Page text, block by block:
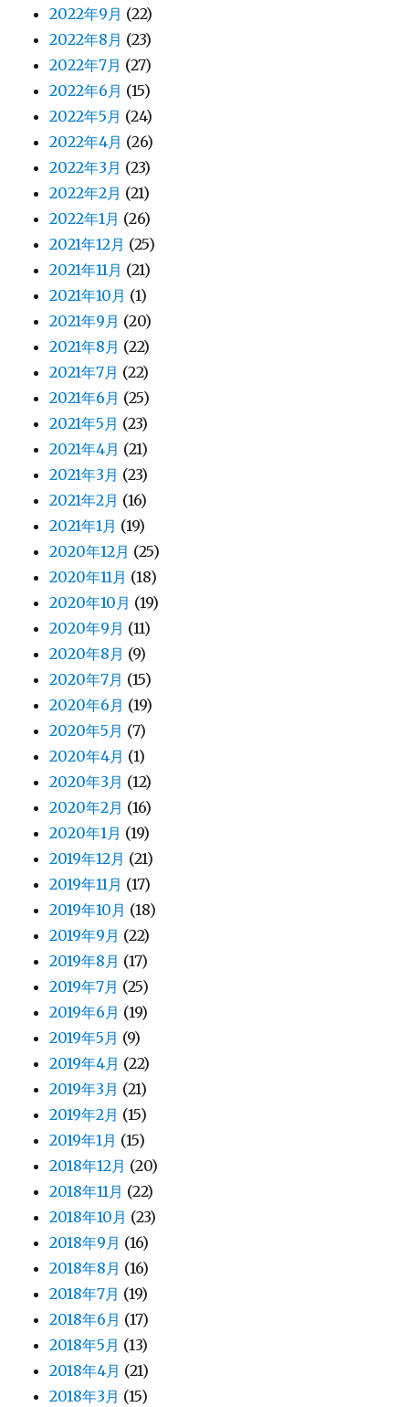
2022年9月 (22)
2022年8月 (23)
2022年7月 (27)
2022年6月 (15)
2022年5月 (24)
2022年4月 (26)
2022年3月 (23)
2022年2月 (21)
2022年1月 (26)
2021年12月 (25)
2021年11月 (21)
2021年10月 (1)
2021年9月 (20)
2021年8月 (22)
2021年7月 (22)
2021年6月 (25)
2021年5月 (23)
2021年4月 (21)
2021年3月 (23)
2021年2月 (16)
2021年1月 (19)
2020年12月 (25)
2020年11月 (18)
2020年10月 (19)
2020年9月 (11)
2020年8月 (9)
2020年7月 (15)
2020年6月 (19)
2020年5月 (7)
2020年4月 (1)
2020年3月 (12)
2020年2月 (16)
2020年1月 (19)
2019年12月 (21)
2019年11月 (17)
2019年10月 (18)
2019年9月 (22)
2019年8月 (17)
2019年7月 (25)
2019年6月 (19)
2019年5月 (9)
2019年4月 (22)
2019年3月 (21)
2019年2月 (15)
2019年1月 (15)
2018年12月 (20)
2018年11月 (22)
2018年10月 (23)
2018年9月 (16)
2018年8月 (16)
2018年7月 (19)
2018年6月 (17)
2018年5月 (13)
2018年4月 (21)
2018年3月 (15)